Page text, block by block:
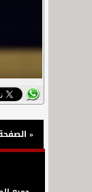
«